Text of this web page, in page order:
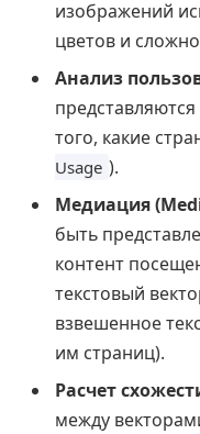
изображений
цветов и
Анализ
того, какие
Usage ).
Медиация
быть
контент
текстовый
взвешенное
им страниц).
Расчет
между